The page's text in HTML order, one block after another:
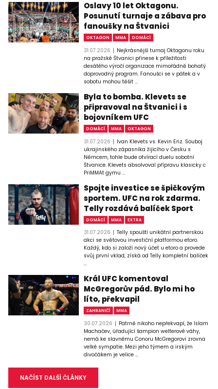
Oslavy 10 let Oktagonu.
Posunutí turnaje a zábava pro
fanoušky na Štvanici
OKTAGON MMA DOMÁCÍ
31.07.2026
Nejkrásnější turnaj Oktagonu roku
na pražské Štvanici přinese k příležitosti
desátého výročí organizace mimořádně bohatý
doprovodný program. Fanoušci se v pátek a v
sobotu mohou těšit ...
Byla to bomba. Klevets se
připravoval na Štvanici i s
bojovníkem UFC
DOMÁCÍ MMA OKTAGON
31.07.2026
Ivan Klevets vs. Kevin Enz. Souboj
ukrajinského zápasníka žijícího v Česku s
Němcem, tohle bude otvírací duelu sobotní
Štvanice. Klevets absolvoval přípravu klasicky c
PriMMAt gymu ...
Spojte investice se špičkovým
sportem. UFC na rok zdarma.
Telly rozdává balíček Sport
DOMÁCÍ MMA EXTRA
31.07.2026
Telly spouští unikátní partnerskou
akci se světovou investiční platformou etoro.
Každý, kdo si založí nový účet u etoro a provede
svůj první vklad, získá od Telly kompletní balíček
...
Král UFC komentoval
McGregorův pád. Bylo mi ho
líto, překvapil
ZAHRANIČÍ MMA
30.07.2026
Patrně nikoho nepřekvapí, že Islam
Machačev, úřadující šampion welterové váhy,
nemá ke slavnému Conoru McGregorovi zrovna
velké sympatie. Mezi jeho týmem a irským
divočákem je velice ...
NAČÍST DALŠÍ ČLÁNKY